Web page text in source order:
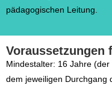
pädagogischen Leitung.
Voraussetzungen
Mindestalter: 16 Jahre
dem jeweiligen Durchgang